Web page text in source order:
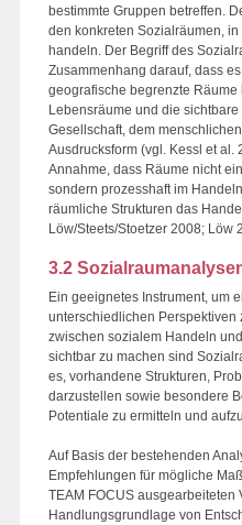
bestimmte Gruppen betreffen.
den konkreten Sozialräumen,
handeln. Der Begriff des
Zusammenhang darauf, dass
geografische begrenzte
Lebensräume und die
Gesellschaft, dem
Ausdrucksform (vgl. Kessl et al.
Annahme, dass Räume nicht
sondern prozesshaft im
räumliche Strukturen das
Löw/Steets/Stoetzer 2008; Löw
3.2
Ein geeignetes Instrument, um
unterschiedlichen Perspektiven
zwischen sozialem Handeln
sichtbar zu machen sind
es, vorhandene Strukturen,
darzustellen sowie besondere
Potentiale zu ermitteln und
Auf Basis der bestehenden
Empfehlungen für mögliche
TEAM FOCUS
Handlungsgrundlage von